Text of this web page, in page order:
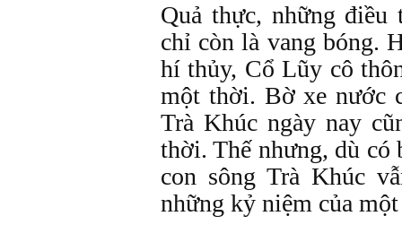
Quả thực, những
chỉ còn là vang bóng.
hí thủy, Cổ Lũy cô
một thời. Bờ xe nước
Trà Khúc ngày nay
thời. Thế nhưng, dù có
con sông Trà Khúc
những kỷ niệm của